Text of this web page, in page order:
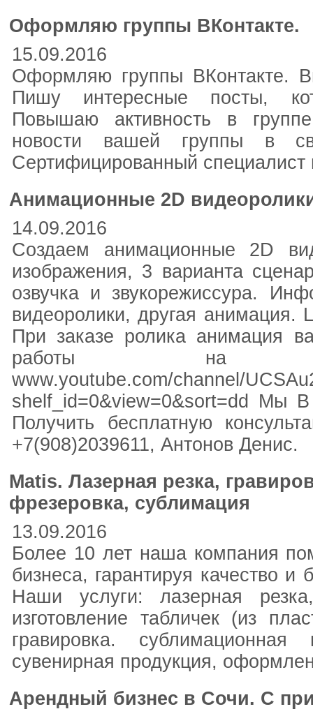
Оформляю группы ВКонтакте.
15.09.2016
Оформляю группы ВКонтакте.
Пишу интересные посты,
Повышаю активность в
новости вашей группы в
Сертифицированный специалист
Анимационные 2D
14.09.2016
Создаем анимационные 2D
изображения, 3 варианта
озвучка и звукорежиссура.
видеоролики, другая анимация.
При заказе ролика анимация
работы на
www.youtube.com/channel/
shelf_id=0&view=0&sort=dd Мы В
Получить бесплатную
+7(908)2039611, Антонов Денис.
Matis. Лазерная резка,
фрезеровка, сублимация
13.09.2016
Более 10 лет наша компания
бизнеса, гарантируя качество
Наши услуги: лазерная
изготовление табличек (из
гравировка. сублимационная
сувенирная продукция,
Арендный бизнес в Сочи. С